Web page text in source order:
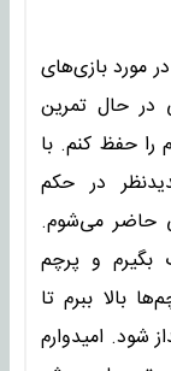
مورد بازی‌های
در حال تمرین
را حفظ کنم. با
در حکم
حاضر می‌شوم.
و پرچم
بالا ببرم تا
شود. امیدوارم